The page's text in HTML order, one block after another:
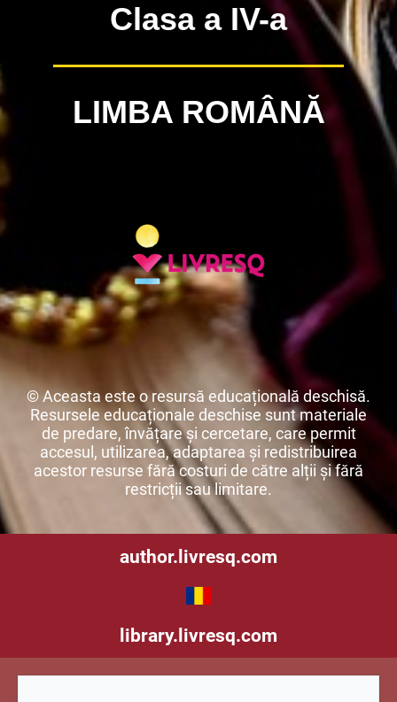
Clasa a IV-a
LIMBA ROMÂNĂ
© Aceasta este o resursă educațională deschisă.
Resursele educaționale deschise sunt materiale
de predare, învățare și cercetare, care permit
accesul, utilizarea, adaptarea și redistribuirea
acestor resurse fără costuri de către alții și fără
restricții sau limitare.
author.livresq.com
library.livresq.com